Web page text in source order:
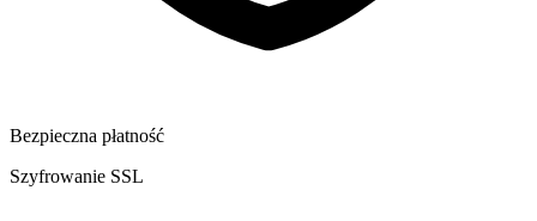
Bezpieczna płatność
Szyfrowanie SSL